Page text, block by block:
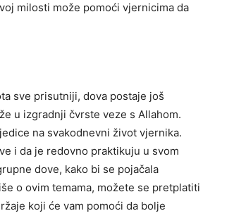
milosti može pomoći vjernicima da
sve prisutniji, dova postaje još
u izgradnji čvrste veze s Allahom.
na svakodnevni život vjernika.
i da je redovno praktikuju u svom
dove, kako bi se pojačala
o ovim temama, možete se pretplatiti
koji će vam pomoći da bolje